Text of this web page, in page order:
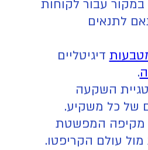
במקור עבור לקוחות
לתנאים
דיגיטליים
.
השקעה
של כל משקיע.
מקיפה המפשטת
עולם הקריפטו.